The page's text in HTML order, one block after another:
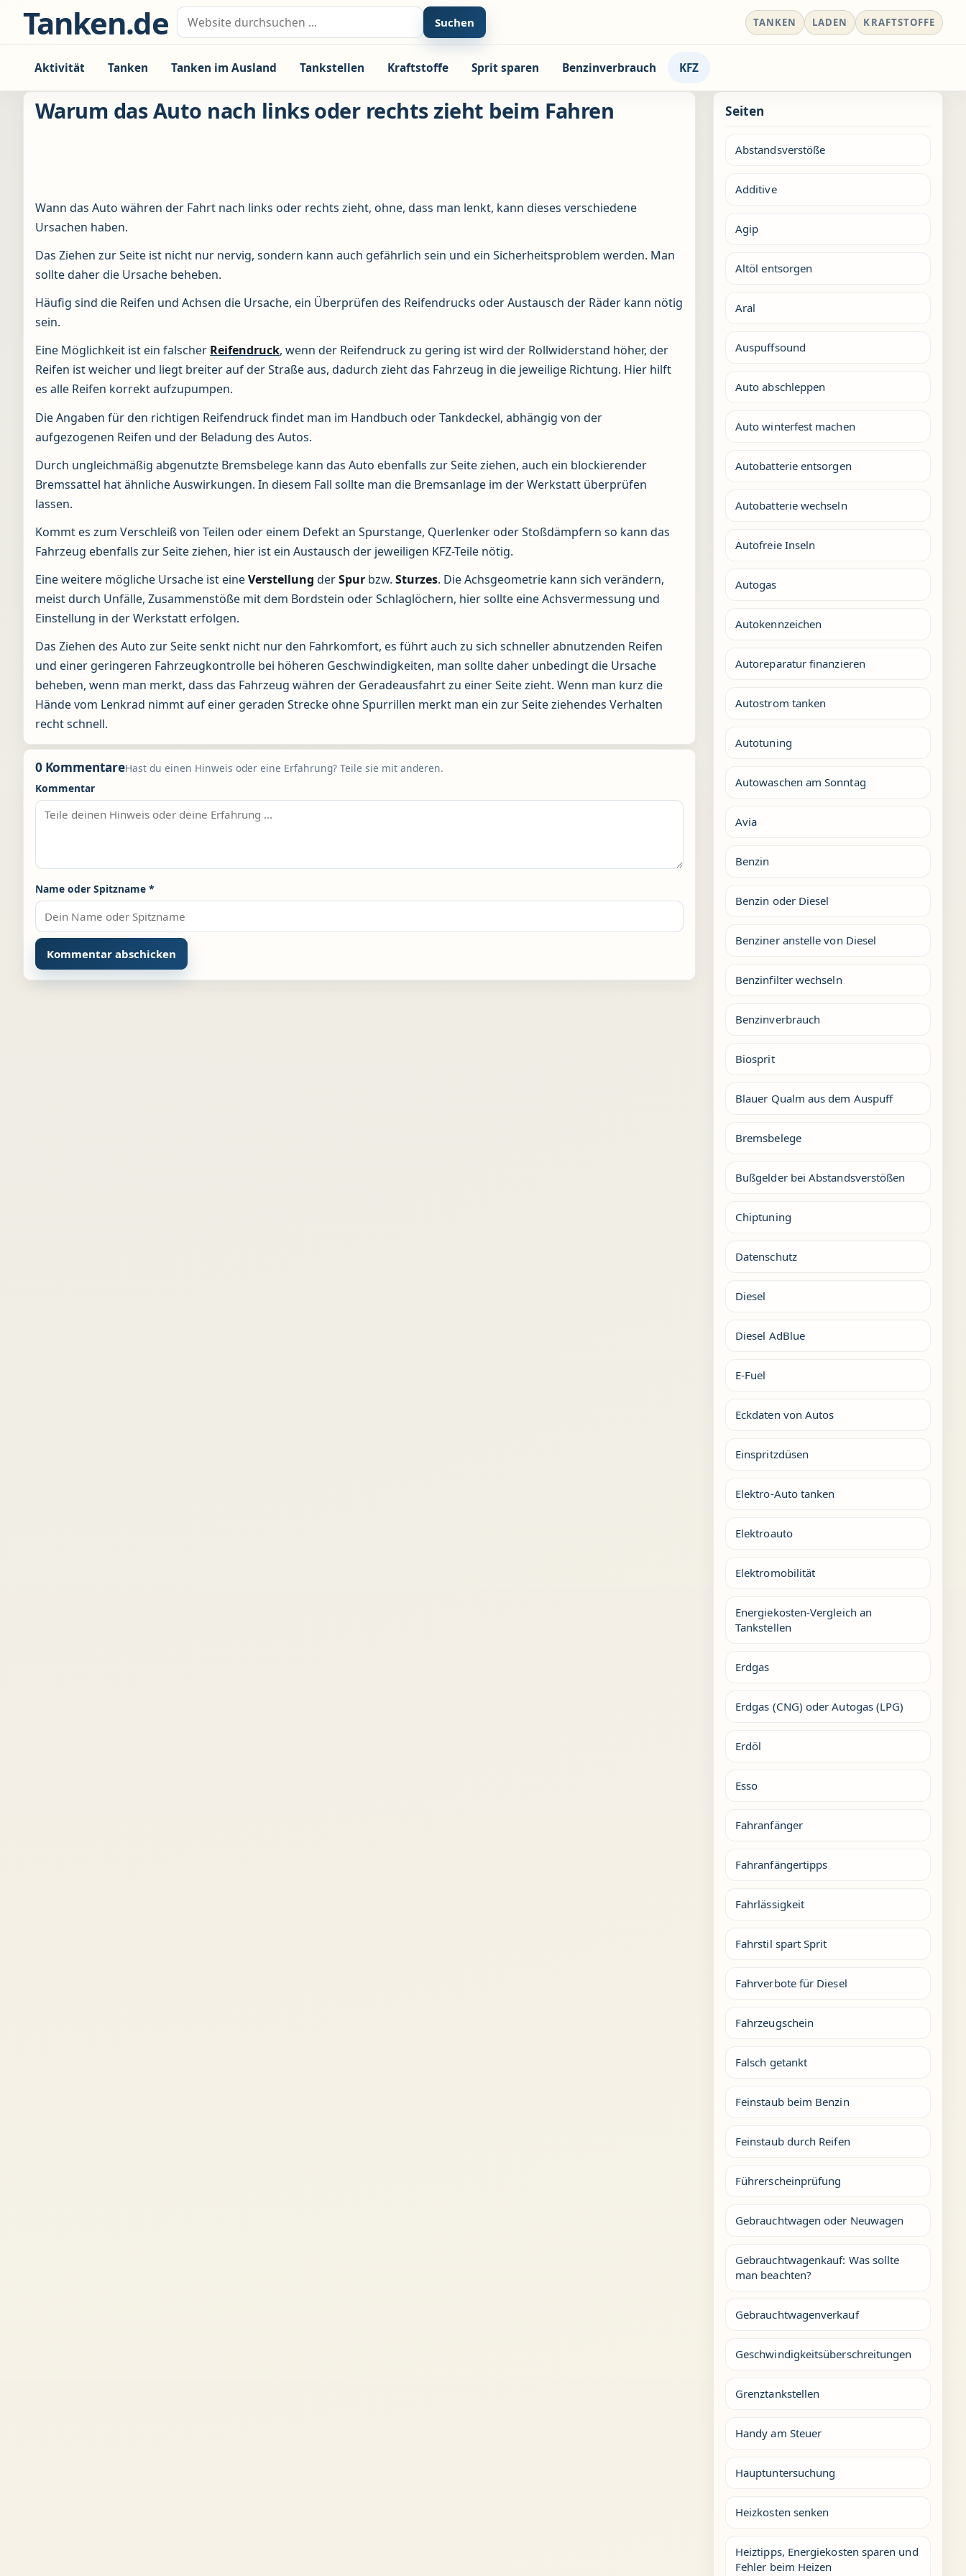
Zum Inhalt springen
Tanken.de Suche nach: Suchen TANKEN LADEN KRAFTSTOFFE
Aktivität Tanken Tanken im Ausland Tankstellen Kraftstoffe Sprit sparen Benzinverbrauch KFZ
Warum das Auto nach links oder rechts zieht beim Fahren
Wann das Auto währen der Fahrt nach links oder rechts zieht, ohne, dass man lenkt, kann dieses verschiedene
Ursachen haben.
Das Ziehen zur Seite ist nicht nur nervig, sondern kann auch gefährlich sein und ein Sicherheitsproblem werden. Man
sollte daher die Ursache beheben.
Häufig sind die Reifen und Achsen die Ursache, ein Überprüfen des Reifendrucks oder Austausch der Räder kann nötig
sein.
Eine Möglichkeit ist ein falscher Reifendruck, wenn der Reifendruck zu gering ist wird der Rollwiderstand höher, der
Reifen ist weicher und liegt breiter auf der Straße aus, dadurch zieht das Fahrzeug in die jeweilige Richtung. Hier hilft
es alle Reifen korrekt aufzupumpen.
Die Angaben für den richtigen Reifendruck findet man im Handbuch oder Tankdeckel, abhängig von der
aufgezogenen Reifen und der Beladung des Autos.
Durch ungleichmäßig abgenutzte Bremsbelege kann das Auto ebenfalls zur Seite ziehen, auch ein blockierender
Bremssattel hat ähnliche Auswirkungen. In diesem Fall sollte man die Bremsanlage im der Werkstatt überprüfen
lassen.
Kommt es zum Verschleiß von Teilen oder einem Defekt an Spurstange, Querlenker oder Stoßdämpfern so kann das
Fahrzeug ebenfalls zur Seite ziehen, hier ist ein Austausch der jeweiligen KFZ-Teile nötig.
Eine weitere mögliche Ursache ist eineVerstellung derSpur bzw. Sturzes. Die Achsgeometrie kann sich verändern,
meist durch Unfälle, Zusammenstöße mit dem Bordstein oder Schlaglöchern, hier sollte eine Achsvermessung und
Einstellung in der Werkstatt erfolgen.
Das Ziehen des Auto zur Seite senkt nicht nur den Fahrkomfort, es führt auch zu sich schneller abnutzenden Reifen
und einer geringeren Fahrzeugkontrolle bei höheren Geschwindigkeiten, man sollte daher unbedingt die Ursache
beheben, wenn man merkt, dass das Fahrzeug währen der Geradeausfahrt zu einer Seite zieht. Wenn man kurz die
Hände vom Lenkrad nimmt auf einer geraden Strecke ohne Spurrillen merkt man ein zur Seite ziehendes Verhalten
recht schnell.
0 KommentareHast du einen Hinweis oder eine Erfahrung? Teile sie mit anderen.
Kommentar
Name oder Spitzname *
Seiten
Abstandsverstöße
Additive
Agip
Altöl entsorgen
Aral
Auspuffsound
Auto abschleppen
Auto winterfest machen
Autobatterie entsorgen
Autobatterie wechseln
Autofreie Inseln
Autogas
Autokennzeichen
Autoreparatur finanzieren
Autostrom tanken
Autotuning
Autowaschen am Sonntag
Avia
Benzin
Benzin oder Diesel
Benziner anstelle von Diesel
Benzinfilter wechseln
Benzinverbrauch
Biosprit
Blauer Qualm aus dem Auspuff
Bremsbelege
Bußgelder bei Abstandsverstößen
Chiptuning
Datenschutz
Diesel
Diesel AdBlue
E-Fuel
Eckdaten von Autos
Einspritzdüsen
Elektro-Auto tanken
Elektroauto
Elektromobilität
Energiekosten-Vergleich an
Tankstellen
Erdgas
Erdgas (CNG) oder Autogas (LPG)
Erdöl
Esso
Fahranfänger
Fahranfängertipps
Fahrlässigkeit
Fahrstil spart Sprit
Fahrverbote für Diesel
Fahrzeugschein
Falsch getankt
Feinstaub beim Benzin
Feinstaub durch Reifen
Führerscheinprüfung
Gebrauchtwagen oder Neuwagen
Gebrauchtwagenkauf: Was sollte
man beachten?
Gebrauchtwagenverkauf
Geschwindigkeitsüberschreitungen
Grenztankstellen
Handy am Steuer
Hauptuntersuchung
Heizkosten senken
Heiztipps, Energiekosten sparen und
Fehler beim Heizen